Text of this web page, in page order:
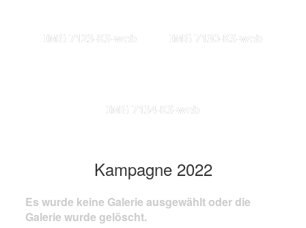
IMG 7123-KS-web IMG 7130-KS-web
IMG 7134-KS-web
Kampagne 2022
Es wurde keine Galerie ausgewählt oder die
Galerie wurde gelöscht.